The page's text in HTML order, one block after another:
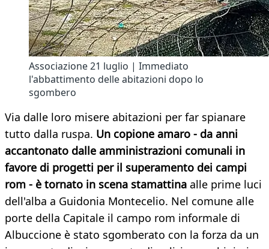
Associazione 21 luglio | Immediato
l'abbattimento delle abitazioni dopo lo
sgombero
Via dalle loro misere abitazioni per far spianare
tutto dalla ruspa. Un copione amaro - da anni
accantonato dalle amministrazioni comunali in
favore di progetti per il superamento dei campi
rom - è tornato in scena stamattina alle prime luci
dell'alba a Guidonia Montecelio. Nel comune alle
porte della Capitale il campo rom informale di
Albuccione è stato sgomberato con la forza da un